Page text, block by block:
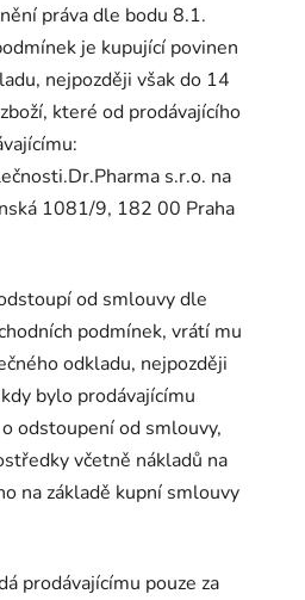
práva dle bodu 8.1.
je kupující povinen
nejpozději však do 14
které od prodávajícího
s.r.o. na
1081/9, 182 00 Praha
od smlouvy dle
podmínek, vrátí mu
odkladu, nejpozději
bylo prodávajícímu
odstoupení od smlouvy,
včetně nákladů na
na základě kupní smlouvy
prodávajícímu pouze za